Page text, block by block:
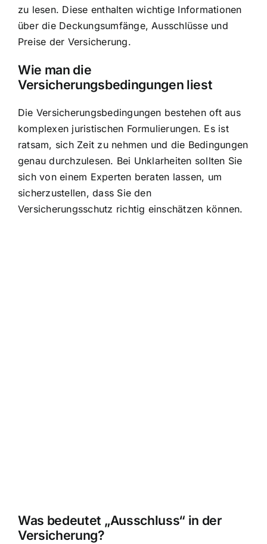
zu lesen. Diese enthalten wichtige Informationen
über die Deckungsumfänge, Ausschlüsse und
Preise der Versicherung.
Wie man die
Versicherungsbedingungen liest
Die Versicherungsbedingungen bestehen oft aus
komplexen juristischen Formulierungen. Es ist
ratsam, sich Zeit zu nehmen und die Bedingungen
genau durchzulesen. Bei Unklarheiten sollten Sie
sich von einem Experten beraten lassen, um
sicherzustellen, dass Sie den
Versicherungsschutz richtig einschätzen können.
Was bedeutet „Ausschluss“ in der
Versicherung?